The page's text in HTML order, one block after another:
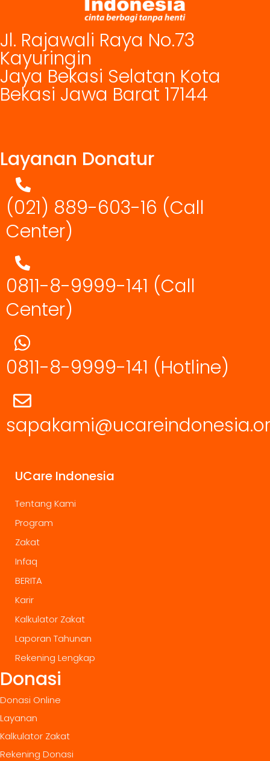
Jl. Rajawali Raya No.73
Kayuringin
Jaya Bekasi Selatan Kota
Bekasi Jawa Barat 17144
Layanan Donatur
(021) 889-603-16 (Call
Center)
0811-8-9999-141 (Call
Center)
0811-8-9999-141 (Hotline)
UCare Indonesia
Tentang Kami
Program
Zakat
Infaq
BERITA
Karir
Kalkulator Zakat
Laporan Tahunan
Rekening Lengkap
Donasi
Donasi Online
Layanan
Kalkulator Zakat
Rekening Donasi